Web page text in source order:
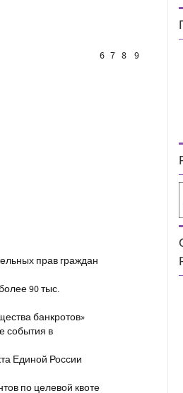
прав граждан
90 тыс.
банкротов»
события в
Единой России
по целевой квоте
6 7 8 9